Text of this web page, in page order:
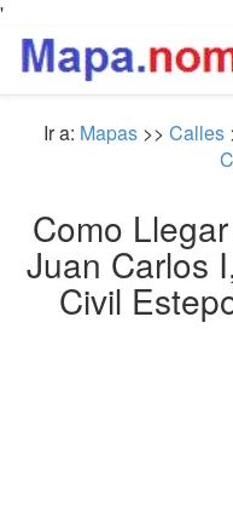
'
Ir a: Mapas >> Calles
Como
Juan Carlos
Civil